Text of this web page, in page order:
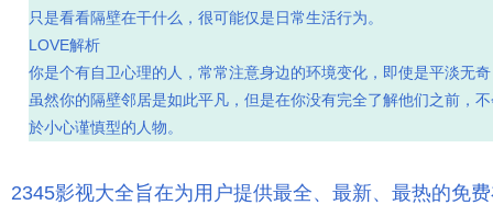
只是看看隔壁在干什么，很可能仅是日常生活行为。
LOVE解析
你是个有自卫心理的人，常常注意身边的环境变化，即使是平淡无
虽然你的隔壁邻居是如此平凡，但是在你没有完全了解他们之前，
於小心谨慎型的人物。
2345影视大全旨在为用户提供最全、最新、最热的免